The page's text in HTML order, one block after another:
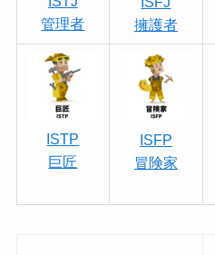
管理者
擁護者
ISTP
巨匠
ISFP
冒険家